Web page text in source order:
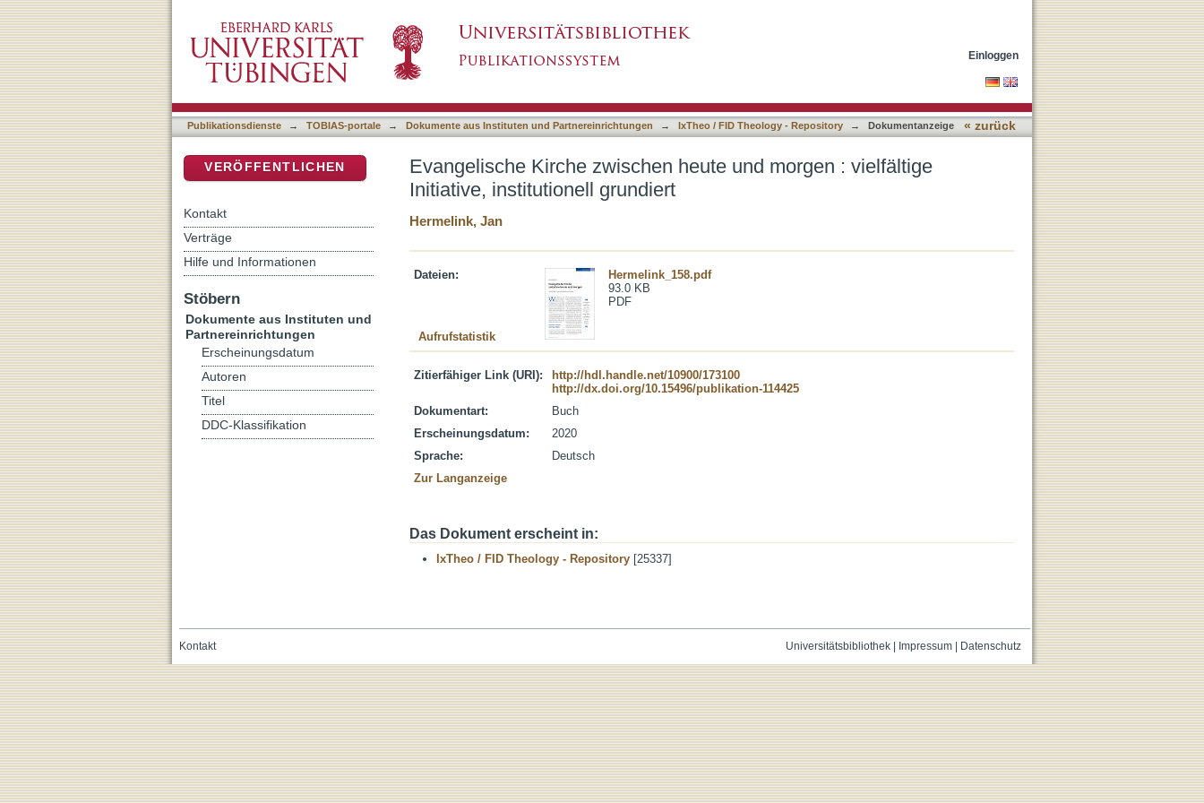
Einloggen
Publikationsdienste → TOBIAS-portale → Dokumente aus Instituten und Partnereinrichtungen → IxTheo / FID Theology - Repository → Dokumentanzeige « zurück
Evangelische Kirche zwischen heute und morgen : vielfältige
Initiative, institutionell grundiert
Hermelink, Jan
Dateien:
Hermelink_158.pdf
93.0 KB
PDF
Aufrufstatistik
Zitierfähiger Link (URI):
http://hdl.handle.net/10900/173100
http://dx.doi.org/10.15496/publikation-114425
Dokumentart:
Buch
Erscheinungsdatum:
2020
Sprache:
Deutsch
Zur Langanzeige
Das Dokument erscheint in:
IxTheo / FID Theology - Repository [25337]
VERÖFFENTLICHEN
Kontakt
Verträge
Hilfe und Informationen
Stöbern
Dokumente aus Instituten und
Partnereinrichtungen
Erscheinungsdatum
Autoren
Titel
DDC-Klassifikation
Universitätsbibliothek| Impressum| Datenschutz
Kontakt